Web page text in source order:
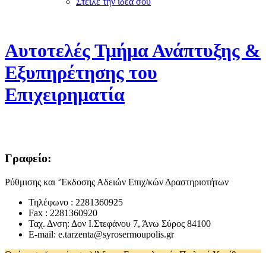
Αυτοτελές Τμήμα Ανάπτυξης &
Εξυπηρέτησης του
Επιχειρηματία
Γραφείο:
Ρύθμισης και ‘Έκδοσης Αδειών Επιχ/κών Δραστηριοτήτων
Τηλέφωνο : 2281360925
Fax : 2281360920
Ταχ. Δνση: Δον Ι.Στεφάνου 7, Άνω Σύρος 84100
Ε-mail: e.tarzenta@syrosermoupolis.gr